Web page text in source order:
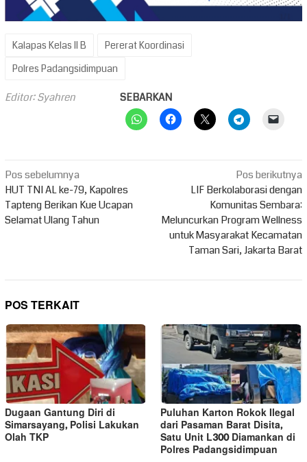
Kalapas Kelas II B
Pererat Koordinasi
Polres Padangsidimpuan
Editor: Syahren SEBARKAN
Navigasi
pos
Pos sebelumnya
HUT TNI AL ke-79, Kapolres
Tapteng Berikan Kue Ucapan
Selamat Ulang Tahun
Pos berikutnya
LIF Berkolaborasi dengan
Komunitas Sembara:
Meluncurkan Program Wellness
untuk Masyarakat Kecamatan
Taman Sari, Jakarta Barat
POS TERKAIT
Dugaan Gantung Diri di
Simarsayang, Polisi Lakukan
Olah TKP
Puluhan Karton Rokok Ilegal
dari Pasaman Barat Disita,
Satu Unit L300 Diamankan di
Polres Padangsidimpuan